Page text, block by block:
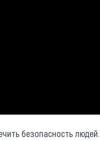
безопасность